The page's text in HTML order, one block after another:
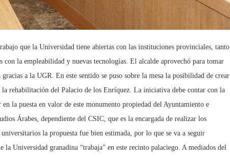
que la Universidad tiene abiertas con las instituciones provinciales, tanto
la empleabilidad y nuevas tecnologías. El alcalde aprovechó para tomar
a la UGR. En este sentido se puso sobre la mesa la posibilidad de crear
rehabilitación del Palacio de los Enríquez. La iniciativa debe contar con la
la puesta en valor de este monumento propiedad del Ayuntamiento e
Árabes, dependiente del CSIC, que es la encargada de realizar los
la propuesta fue bien estimada, por lo que se va a seguir
Universidad granadina “trabaja” en este recinto palaciego. A mediados del